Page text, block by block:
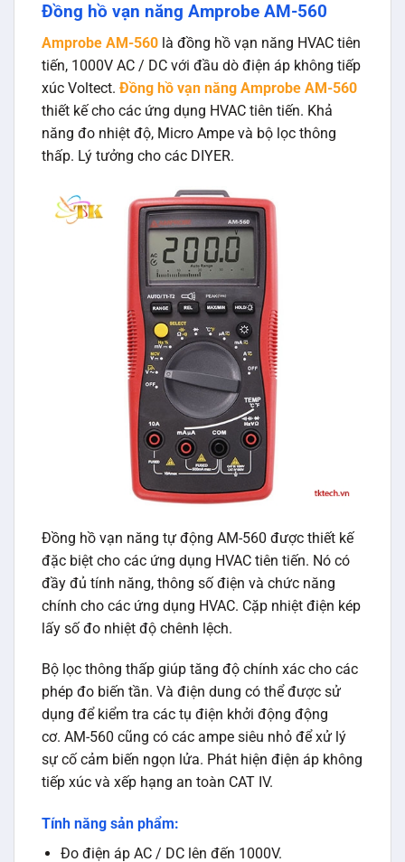
Đồng hồ vạn năng Amprobe AM-560
Amprobe AM-560 là đồng hồ vạn năng HVAC tiên
tiến, 1000V AC / DC với đầu dò điện áp không tiếp
xúc Voltect. Đồng hồ vạn năng Amprobe AM-560
thiết kế cho các ứng dụng HVAC tiên tiến. Khả
năng đo nhiệt độ, Micro Ampe và bộ lọc thông
thấp. Lý tưởng cho các DIYER.
Đồng hồ vạn năng tự động AM-560 được thiết kế
đặc biệt cho các ứng dụng HVAC tiên tiến. Nó có
đầy đủ tính năng, thông số điện và chức năng
chính cho các ứng dụng HVAC. Cặp nhiệt điện kép
lấy số đo nhiệt độ chênh lệch.
Bộ lọc thông thấp giúp tăng độ chính xác cho các
phép đo biến tần. Và điện dung có thể được sử
dụng để kiểm tra các tụ điện khởi động động
cơ. AM-560 cũng có các ampe siêu nhỏ để xử lý
sự cố cảm biến ngọn lửa. Phát hiện điện áp không
tiếp xúc và xếp hạng an toàn CAT IV.
Tính năng sản phẩm:
Đo điện áp AC / DC lên đến 1000V.